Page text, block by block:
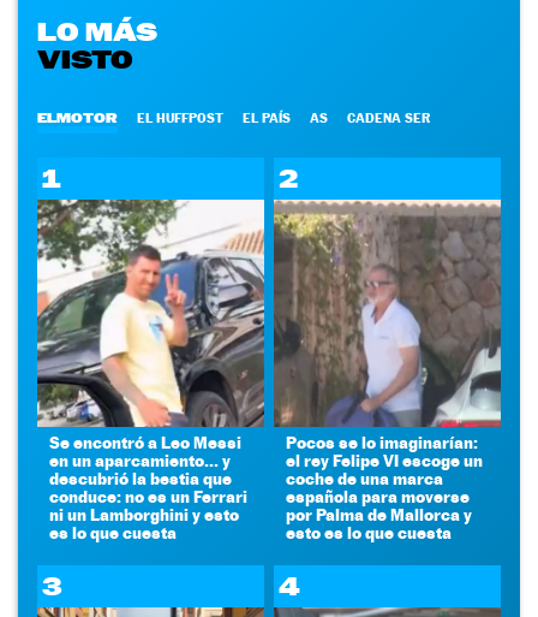
LO MÁS
VISTO
ELMOTOR EL HUFFPOST EL PAÍS AS CADENA SER
1
Se encontró a Leo Messi
en un aparcamiento... y
descubrió la bestia que
conduce: no es un Ferrari
ni un Lamborghini y esto
es lo que cuesta
2
Pocos se lo imaginarían:
el rey Felipe VI escoge un
coche de una marca
española para moverse
por Palma de Mallorca y
esto es lo que cuesta
3 4